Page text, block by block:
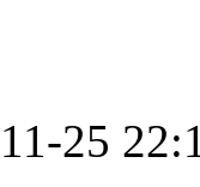
25